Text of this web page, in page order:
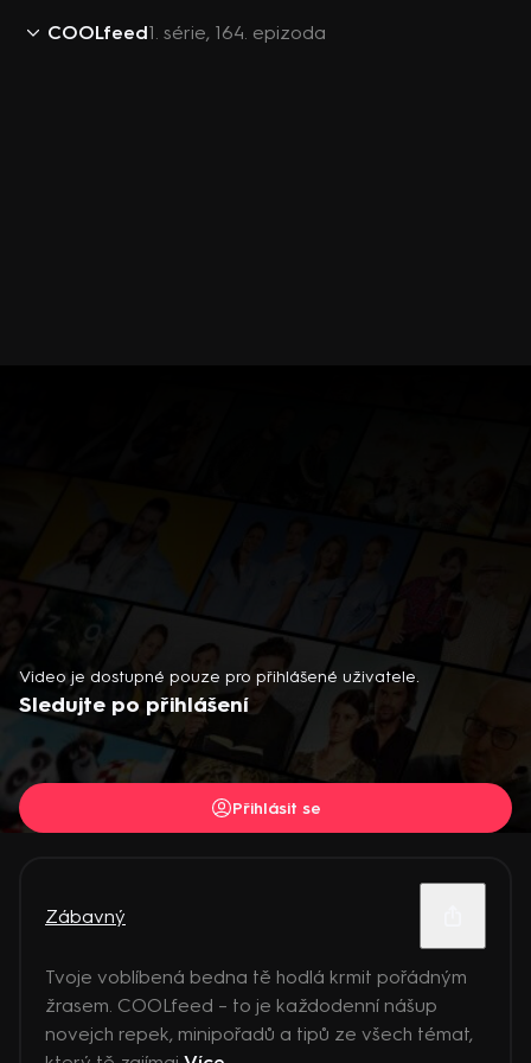
COOLfeed1. série, 164. epizoda
Video je dostupné pouze pro přihlášené uživatele.
Sledujte po přihlášení
Přihlásit se
Zábavný
Tvoje voblíbená bedna tě hodlá krmit pořádným
žrasem. COOLfeed – to je každodenní nášup
novejch repek, minipořadů a tipů ze všech témat,